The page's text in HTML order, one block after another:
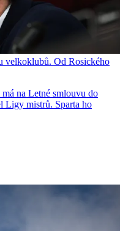
velkoklubů. Od Rosického
na Letné smlouvu do
Ligy mistrů. Sparta ho